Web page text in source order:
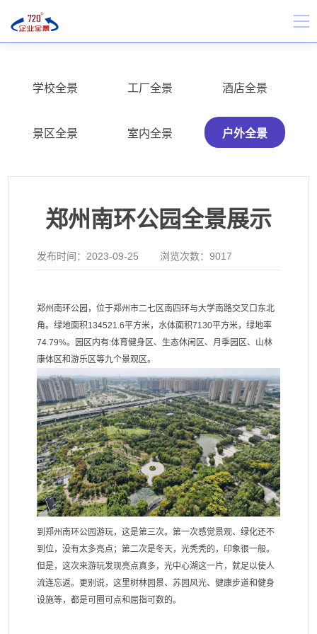
学校全景 工厂全景 酒店全景
景区全景 室内全景 户外全景
郑州南环公园全景展示
发布时间： 2023-09-25 浏览次数：9017
郑州南环公园，位于郑州市二七区南四环与大学南路交叉口东北
角。绿地面积134521.6平方米，水体面积7130平方米，绿地率
74.79%。园区内有:体育健身区、生态休闲区、月季园区、山林
康体区和游乐区等九个景观区。
到郑州南环公园游玩，这是第三次。第一次感觉景观、绿化还不
到位，没有太多亮点；第二次是冬天，光秃秃的，印象很一般。
但是，这次来游玩发现亮点真多，光中心湖这一片，就足以使人
流连忘返。更别说，这里树林园景、苏园风光、健康步道和健身
设施等，都是可圈可点和屈指可数的。